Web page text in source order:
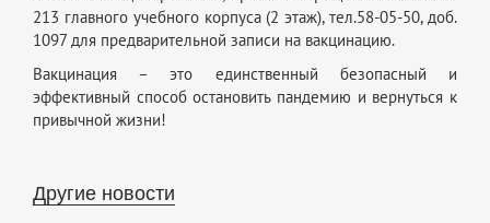
213 главного учебного корпуса (2 этаж), тел.58-05-50, доб.
1097 для предварительной записи на вакцинацию.
Вакцинация – это единственный безопасный и
эффективный способ остановить пандемию и вернуться к
привычной жизни!
Другие новости